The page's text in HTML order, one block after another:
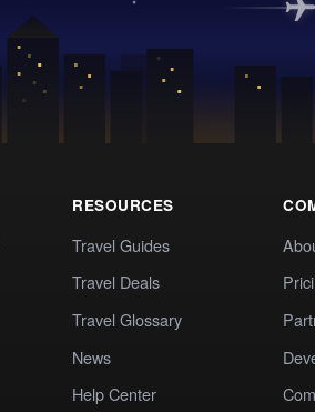
RESOURCES
Travel Guides
Travel Deals
Travel Glossary
News
Help Center